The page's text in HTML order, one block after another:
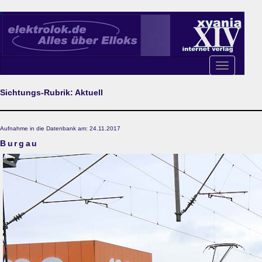
Toggle
navigation
Sichtungs-Rubrik: Aktuell
Aufnahme in die Datenbank am: 24.11.2017
Burgau